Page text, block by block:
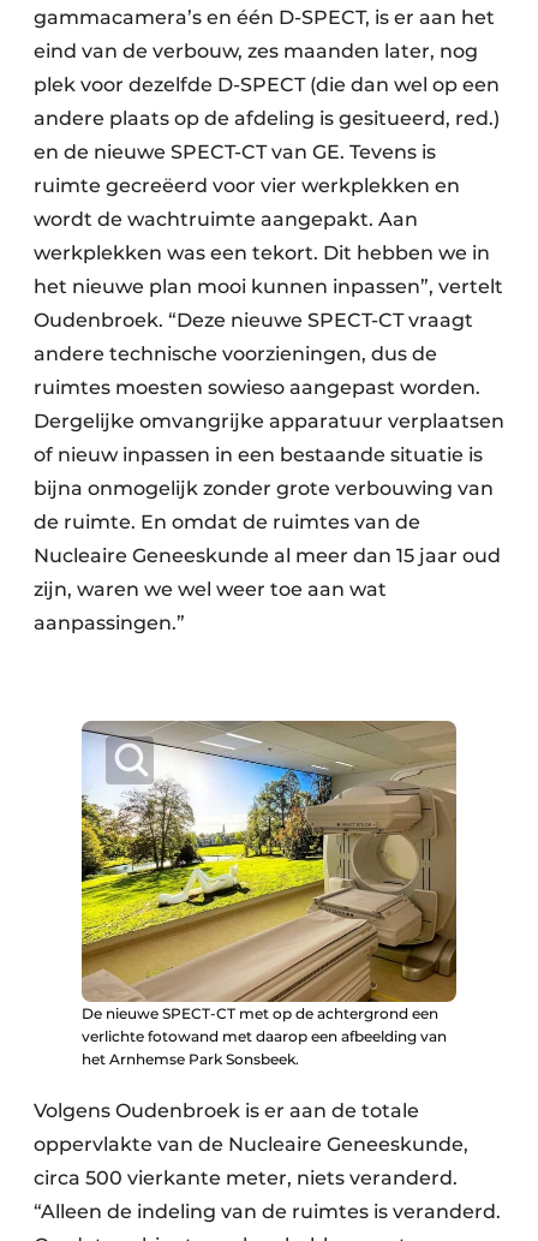
gammacamera’s en één D-SPECT, is er aan het
eind van de verbouw, zes maanden later, nog
plek voor dezelfde D-SPECT (die dan wel op een
andere plaats op de afdeling is gesitueerd, red.)
en de nieuwe SPECT-CT van GE. Tevens is
ruimte gecreëerd voor vier werkplekken en
wordt de wachtruimte aangepakt. Aan
werkplekken was een tekort. Dit hebben we in
het nieuwe plan mooi kunnen inpassen”, vertelt
Oudenbroek. “Deze nieuwe SPECT-CT vraagt
andere technische voorzieningen, dus de
ruimtes moesten sowieso aangepast worden.
Dergelijke omvangrijke apparatuur verplaatsen
of nieuw inpassen in een bestaande situatie is
bijna onmogelijk zonder grote verbouwing van
de ruimte. En omdat de ruimtes van de
Nucleaire Geneeskunde al meer dan 15 jaar oud
zijn, waren we wel weer toe aan wat
aanpassingen.”
De nieuwe SPECT-CT met op de achtergrond een
verlichte fotowand met daarop een afbeelding van
het Arnhemse Park Sonsbeek.
Volgens Oudenbroek is er aan de totale
oppervlakte van de Nucleaire Geneeskunde,
circa 500 vierkante meter, niets veranderd.
“Alleen de indeling van de ruimtes is veranderd.